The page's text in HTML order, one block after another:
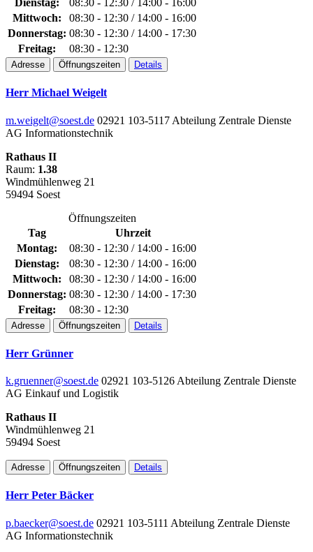
Dienstag:
08:30 - 12:30 / 14:00 - 16:00
Mittwoch:
08:30 - 12:30 / 14:00 - 16:00
Donnerstag: 08:30 - 12:30 / 14:00 - 17:30
Freitag:
08:30 - 12:30
Adresse Öffnungszeiten Details
Herr Michael Weigelt
m.weigelt@soest.de 02921 103-5117 Abteilung Zentrale Dienste
AG Informationstechnik
Rathaus II
Raum: 1.38
Windmühlenweg 21
59494 Soest
Öffnungszeiten
Tag
Uhrzeit
Montag:
08:30 - 12:30 / 14:00 - 16:00
Dienstag:
08:30 - 12:30 / 14:00 - 16:00
Mittwoch:
08:30 - 12:30 / 14:00 - 16:00
Donnerstag: 08:30 - 12:30 / 14:00 - 17:30
Freitag:
08:30 - 12:30
Adresse Öffnungszeiten Details
Herr Grünner
k.gruenner@soest.de 02921 103-5126 Abteilung Zentrale Dienste
AG Einkauf und Logistik
Rathaus II
Windmühlenweg 21
59494 Soest
Adresse Öffnungszeiten Details
Herr Peter Bäcker
p.baecker@soest.de 02921 103-5111 Abteilung Zentrale Dienste
AG Informationstechnik